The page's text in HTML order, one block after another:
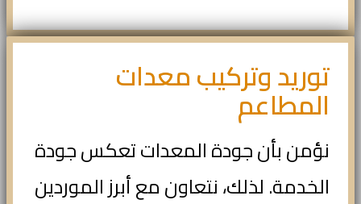
توريد وتركيب معدات
المطاعم
نؤمن بأن جودة المعدات تعكس جودة
الخدمة. لذلك، نتعاون مع أبرز الموردين